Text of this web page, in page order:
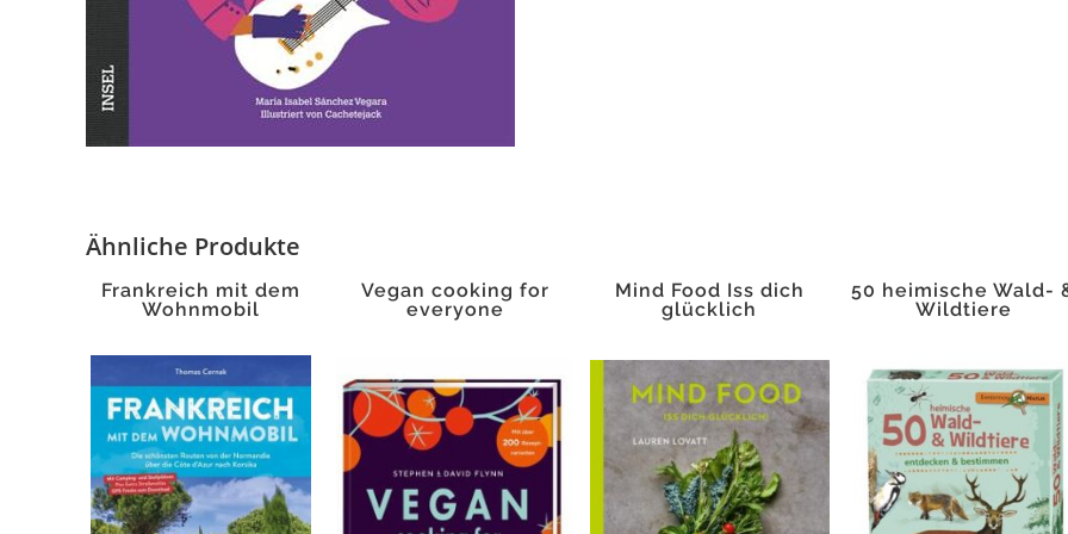
Ähnliche Produkte
Frankreich mit dem
Wohnmobil
Vegan cooking for
everyone
Mind Food Iss dich
glücklich
50 heimische Wald-
Wildtiere